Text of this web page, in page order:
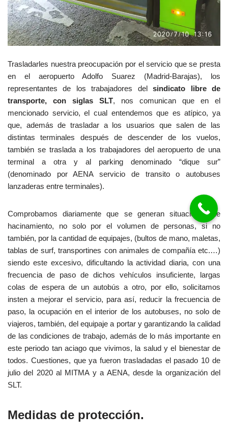
Trasladarles nuestra preocupación por el servicio que se presta
en el aeropuerto Adolfo Suarez (Madrid-Barajas), los
representantes de los trabajadores delsindicato libre de
transporte, con siglas SLT, nos comunican que en el
mencionado servicio, el cual entendemos que es atípico, ya
que, además de trasladar a los usuarios que salen de las
distintas terminales después de descender de los vuelos,
también se traslada a los trabajadores del aeropuerto de una
terminal a otra y al parking denominado “dique sur”
(denominado por AENA servicio de transito o autobuses
lanzaderas entre terminales).
Comprobamos diariamente que se generan situaciones de
hacinamiento, no solo por el volumen de personas, si no
también, por la cantidad de equipajes, (bultos de mano, maletas,
tablas de surf, transportines con animales de compañía etc.…)
siendo este excesivo, dificultando la actividad diaria, con una
frecuencia de paso de dichos vehículos insuficiente, largas
colas de espera de un autobús a otro, por ello, solicitamos
insten a mejorar el servicio, para así, reducir la frecuencia de
paso, la ocupación en el interior de los autobuses, no solo de
viajeros, también, del equipaje a portar y garantizando la calidad
de las condiciones de trabajo, además de lo más importante en
este periodo tan aciago que vivimos, la salud y el bienestar de
todos. Cuestiones, que ya fueron trasladadas el pasado 10 de
julio del 2020 al MITMA y a AENA, desde la organización del
SLT.
Medidas de protección.